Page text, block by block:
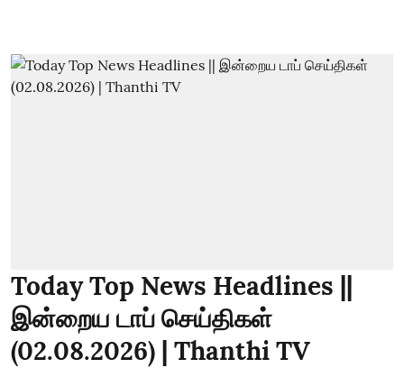
Today Top News Headlines ||
இன்றைய டாப் செய்திகள்
(02.08.2026) | Thanthi TV